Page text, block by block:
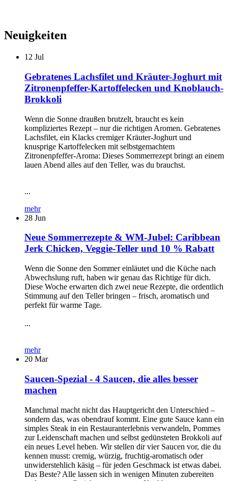
Neuigkeiten
12 Jul
Gebratenes Lachsfilet und Kräuter-Joghurt mit
Zitronenpfeffer-Kartoffelecken und Knoblauch-
Brokkoli
Wenn die Sonne draußen brutzelt, braucht es kein
kompliziertes Rezept – nur die richtigen Aromen. Gebratenes
Lachsfilet, ein Klacks cremiger Kräuter-Joghurt und
knusprige Kartoffelecken mit selbstgemachtem
Zitronenpfeffer-Aroma: Dieses Sommerrezept bringt an einem
lauen Abend alles auf den Teller, was du brauchst.
...
mehr
28 Jun
Neue Sommerrezepte & WM-Jubel: Caribbean
Jerk Chicken, Veggie-Teller und 10 % Rabatt
Wenn die Sonne den Sommer einläutet und die Küche nach
Abwechslung ruft, haben wir genau das Richtige für dich.
Diese Woche erwarten dich zwei neue Rezepte, die ordentlich
Stimmung auf den Teller bringen – frisch, aromatisch und
perfekt für warme Tage.
...
mehr
20 Mar
Saucen-Spezial - 4 Saucen, die alles besser
machen
Manchmal macht nicht das Hauptgericht den Unterschied –
sondern das, was obendrauf kommt. Eine gute Sauce kann ein
simples Steak in ein Restauranterlebnis verwandeln, Pommes
zur Leidenschaft machen und selbst gedünsteten Brokkoli auf
ein neues Level heben. Wir stellen dir vier Saucen vor, die du
kennen musst: cremig, würzig, fruchtig-aromatisch oder
unwiderstehlich käsig – für jeden Geschmack ist etwas dabei.
Das Beste? Alle lassen sich in wenigen Minuten zubereiten